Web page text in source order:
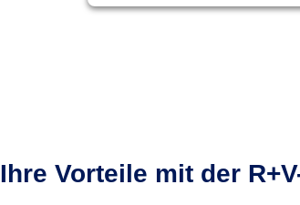
Ihre Vorteile mit der